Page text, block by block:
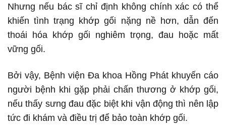
Nhưng nếu bác sĩ chỉ định không chính xác có thể
khiến tình trạng khớp gối nặng nề hơn, dẫn đến
thoái hóa khớp gối nghiêm trọng, đau hoặc mất
vững gối.
Bởi vậy, Bệnh viện Đa khoa Hồng Phát khuyến cáo
người bệnh khi gặp phải chấn thương ở khớp gối,
nếu thấy sưng đau đặc biệt khi vận động thì nên lập
tức đi khám và điều trị để bảo toàn khớp gối.